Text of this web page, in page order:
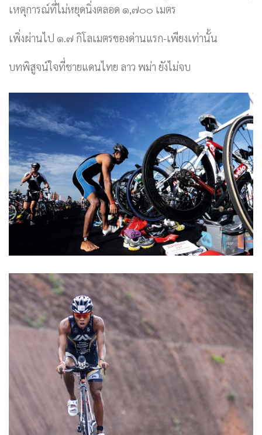
เหตุการณ์ที่ไม่หยุดนิ่งตลอด ๑,๗๐๐ เมตร
เพิ่งผ่านไป ๑.๗ กิโลเมตรของด่านแรก-เพียงเท่านั้น
บทพิสูจน์ใจที่ชายแดนไทย ลาว พม่า ยังไม่จบ